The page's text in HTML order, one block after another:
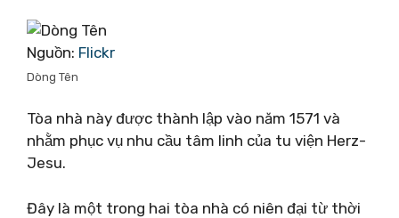
Nguồn: Flickr
Dòng Tên
Tòa nhà này được thành lập vào năm 1571 và
nhằm phục vụ nhu cầu tâm linh của tu viện Herz-
Jesu.
Đây là một trong hai tòa nhà có niên đại từ thời